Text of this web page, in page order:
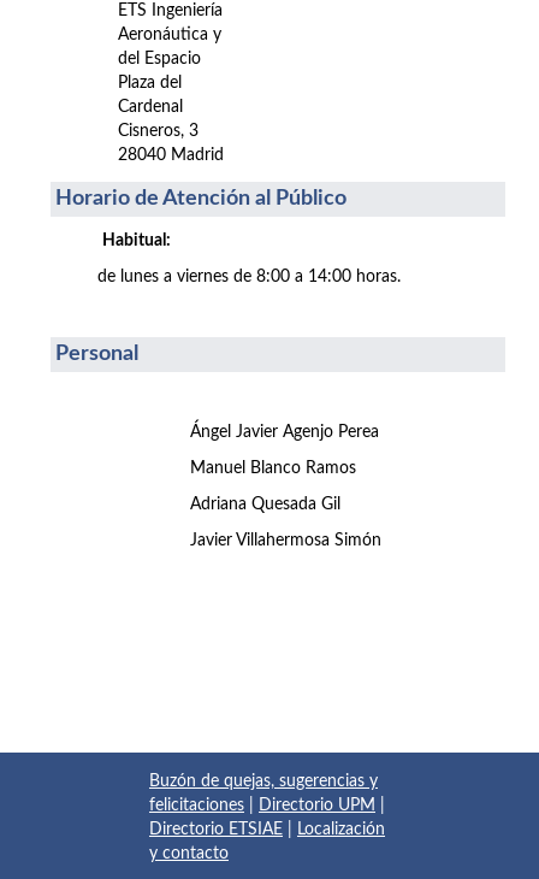
ETS Ingeniería
Aeronáutica y
del Espacio
Plaza del
Cardenal
Cisneros, 3
28040 Madrid
Horario de Atención al Público
Habitual:
de lunes a viernes de 8:00 a 14:00 horas.
Personal
Ángel Javier Agenjo Perea
Manuel Blanco Ramos
Adriana Quesada Gil
Javier Villahermosa Simón
Buzón de quejas, sugerencias y
felicitaciones
Directorio UPM
Directorio ETSIAE
Localización
y contacto